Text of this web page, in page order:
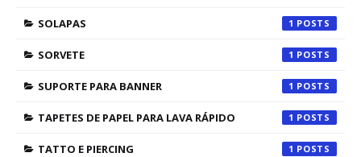
SOLAPAS 1
SORVETE 1
SUPORTE PARA BANNER 1
TAPETES DE PAPEL PARA LAVA RÁPIDO 1
TATTO E PIERCING 1